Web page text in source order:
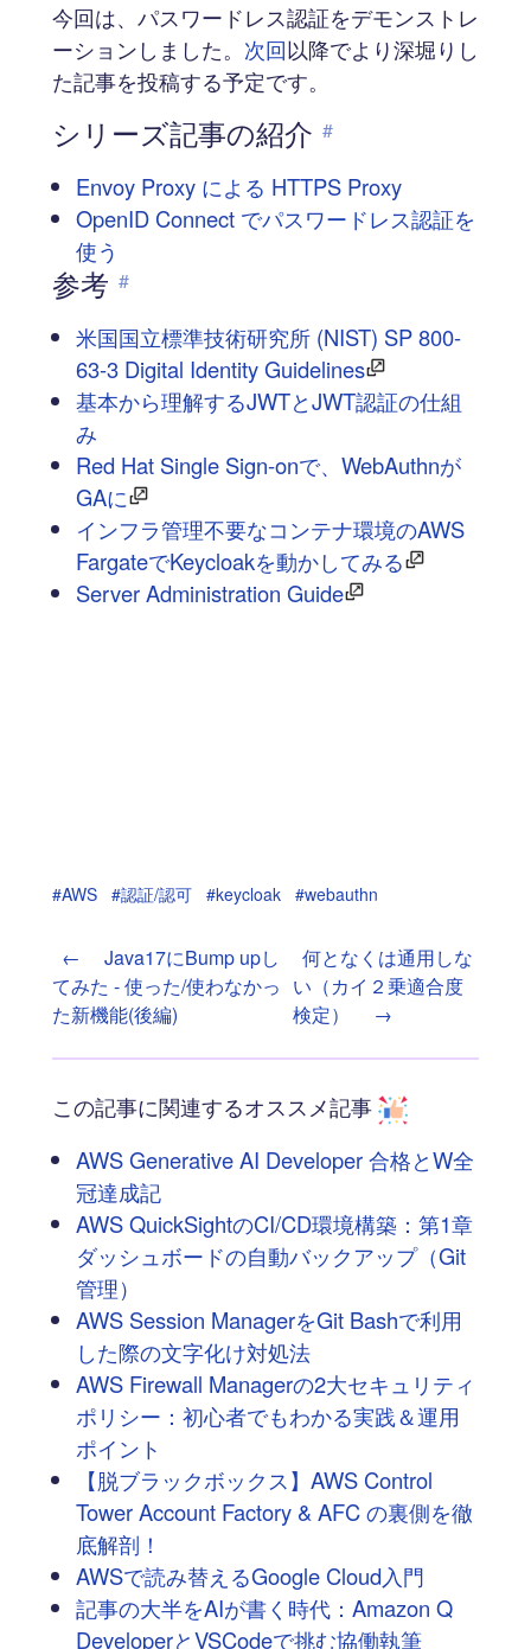
今回は、パスワードレス認証をデモンストレ
ーションしました。 次回以降でより深堀りし
た記事を投稿する予定です。
シリーズ記事の紹介 #
Envoy Proxy による HTTPS Proxy
OpenID Connect でパスワードレス認証を
使う
参考 #
米国国立標準技術研究所 (NIST) SP 800-
63-3 Digital Identity Guidelines
基本から理解するJWTとJWT認証の仕組
み
Red Hat Single Sign-onで、WebAuthnが
GAに
インフラ管理不要なコンテナ環境のAWS
FargateでKeycloakを動かしてみる
Server Administration Guide
#AWS #認証/認可 #keycloak #webauthn
←
Java17にBump upし
てみた - 使った/使わなかっ
た新機能(後編)
何となくは通用しな
い（カイ２乗適合度
検定）
→
この記事に関連するオススメ記事
AWS Generative AI Developer 合格とW全
冠達成記
AWS QuickSightのCI/CD環境構築：第1章
ダッシュボードの自動バックアップ（Git
管理）
AWS Session ManagerをGit Bashで利用
した際の文字化け対処法
AWS Firewall Managerの2大セキュリティ
ポリシー：初心者でもわかる実践＆運用
ポイント
【脱ブラックボックス】AWS Control
Tower Account Factory & AFC の裏側を徹
底解剖！
AWSで読み替えるGoogle Cloud入門
記事の大半をAIが書く時代：Amazon Q
DeveloperとVSCodeで挑む協働執筆